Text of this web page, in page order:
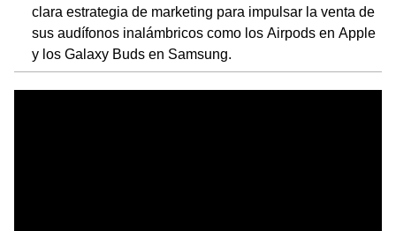
clara estrategia de marketing para impulsar la venta de
sus audífonos inalámbricos como los Airpods en Apple
y los Galaxy Buds en Samsung.